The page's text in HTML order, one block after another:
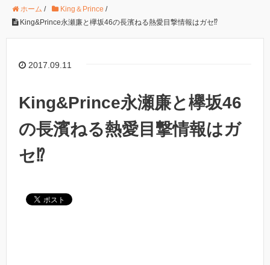
ホーム / King＆Prince /
King&Prince永瀬廉と欅坂46の長濱ねる熱愛目撃情報はガセ⁉︎
2017.09.11
King&Prince永瀬廉と欅坂46
の長濱ねる熱愛目撃情報はガ
セ⁉︎